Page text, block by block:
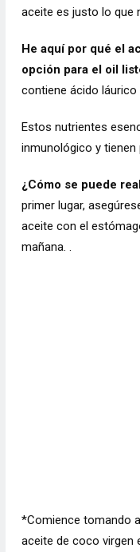
aceite es justo lo que
He aquí por qué el
opción para el oil
contiene ácido láurico
Estos nutrientes
inmunológico y tienen
¿Cómo se puede
primer lugar,
aceite con el
mañana. .
*Comience tomando
aceite de coco virgen